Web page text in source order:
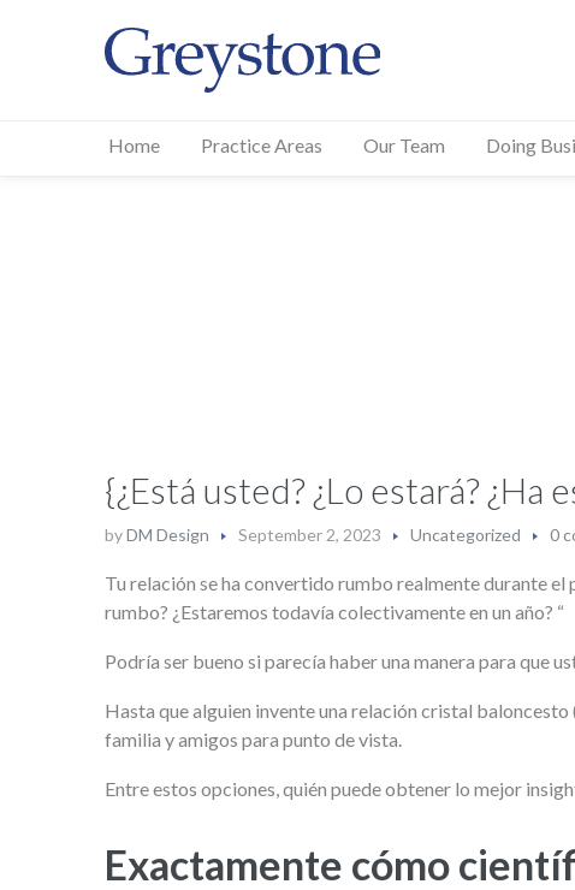
Home Practice Areas Our Team Doing
{¿Está usted? ¿Lo estará? ¿Ha
byDM Design September 2, 2023 Uncategorized 0
Tu relación se ha convertido rumbo realmente durante el
rumbo? ¿Estaremos todavía colectivamente en un año? “
Podría ser bueno si parecía haber una manera para que
Hasta que alguien invente una relación cristal
familia y amigos para punto de vista.
Entre estos opciones, quién puede obtener lo mejor
Exactamente cómo